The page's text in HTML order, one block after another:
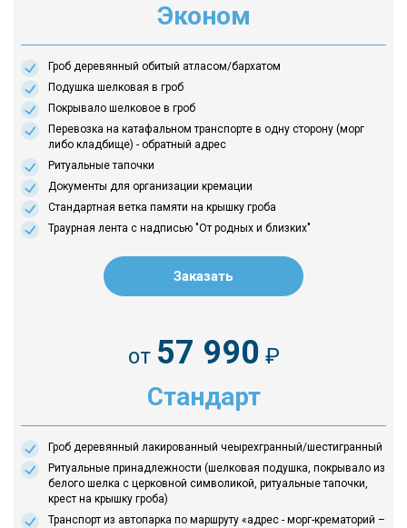
Эконом
Гроб деревянный обитый атласом/бархатом
Подушка шелковая в гроб
Покрывало шелковое в гроб
Перевозка на катафальном транспорте в одну сторону (морг
либо кладбище) - обратный адрес
Ритуальные тапочки
Документы для организации кремации
Стандартная ветка памяти на крышку гроба
Траурная лента с надписью "От родных и близких"
Заказать
от 57 990 ₽
Стандарт
Гроб деревянный лакированный чеырехгранный/шестигранный
Ритуальные принадлежности (шелковая подушка, покрывало из
белого шелка с церковной символикой, ритуальные тапочки,
крест на крышку гроба)
Транспорт из автопарка по маршруту «адрес - морг-крематорий –